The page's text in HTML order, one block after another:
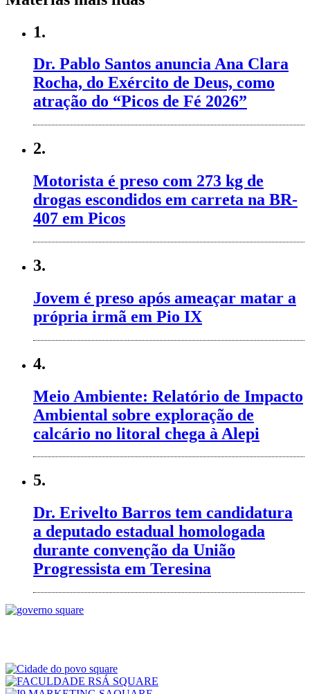
1.
Dr. Pablo Santos anuncia Ana Clara
Rocha, do Exército de Deus, como
atração do “Picos de Fé 2026”
2.
Motorista é preso com 273 kg de
drogas escondidos em carreta na BR-
407 em Picos
3.
Jovem é preso após ameaçar matar a
própria irmã em Pio IX
4.
Meio Ambiente: Relatório de Impacto
Ambiental sobre exploração de
calcário no litoral chega à Alepi
5.
Dr. Erivelto Barros tem candidatura
a deputado estadual homologada
durante convenção da União
Progressista em Teresina